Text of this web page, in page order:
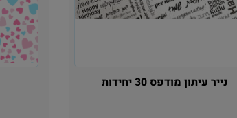
נייר עיתון מודפס 30 יחידות